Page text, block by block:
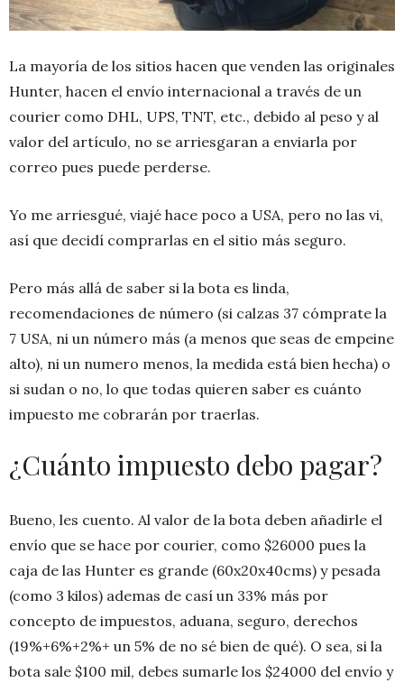
La mayoría de los sitios hacen que venden las originales
Hunter, hacen el envío internacional a través de un
courier como DHL, UPS, TNT, etc., debido al peso y al
valor del artículo, no se arriesgaran a enviarla por
correo pues puede perderse.
Yo me arriesgué, viajé hace poco a USA, pero no las vi,
así que decidí comprarlas en el sitio más seguro.
Pero más allá de saber si la bota es linda,
recomendaciones de número (si calzas 37 cómprate la
7 USA, ni un número más (a menos que seas de empeine
alto), ni un numero menos, la medida está bien hecha) o
si sudan o no, lo que todas quieren saber es cuánto
impuesto me cobrarán por traerlas.
¿Cuánto impuesto debo pagar?
Bueno, les cuento. Al valor de la bota deben añadirle el
envío que se hace por courier, como $26000 pues la
caja de las Hunter es grande (60x20x40cms) y pesada
(como 3 kilos) ademas de casí un 33% más por
concepto de impuestos, aduana, seguro, derechos
(19%+6%+2%+ un 5% de no sé bien de qué). O sea, si la
bota sale $100 mil, debes sumarle los $24000 del envío y